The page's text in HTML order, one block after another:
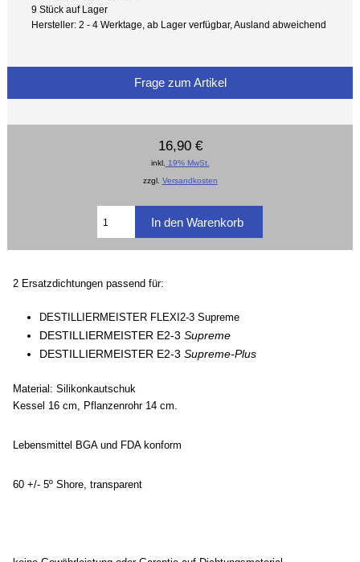
9 Stück auf Lager
Hersteller: 2 - 4 Werktage, ab Lager verfügbar, Ausland abweichend
Frage zum Artikel
16,90 €
inkl. 19% MwSt.
zzgl. Versandkosten
2 Ersatzdichtungen passend für:
DESTILLIERMEISTER FLEXI2-3 Supreme
DESTILLIERMEISTER E2-3Supreme
DESTILLIERMEISTER E2-3Supreme-Plus
Material: Silikonkautschuk
Kessel 16 cm, Pflanzenrohr 14 cm.
Lebensmittel BGA und FDA konform
60 +/- 5º Shore, transparent